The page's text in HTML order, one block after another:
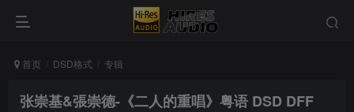
首页 DSD格式 专辑
张崇基&張崇德-《二人的重唱》粤语 DSD DFF